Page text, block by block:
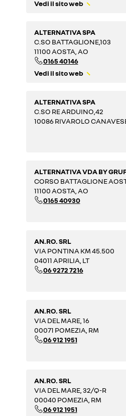
Vedi il sito web
ALTERNATIVA SPA
C.SO BATTAGLIONE,103
11100 AOSTA, AO
0165 40146
Vedi il sito web
ALTERNATIVA SPA
C.SO RE ARDUINO,42
10086 RIVAROLO
ALTERNATIVA VDA BY
CORSO BATTAGLIONE
11100 AOSTA, AO
0165 40930
AN.RO. SRL
VIA PONTINA KM 45.500
04011 APRILIA, LT
06 9272 7216
AN.RO. SRL
VIA DEL MARE, 16
00071 POMEZIA, RM
06 912 1951
AN.RO. SRL
VIA DEL MARE, 32/Q-R
00040 POMEZIA, RM
06 912 1951